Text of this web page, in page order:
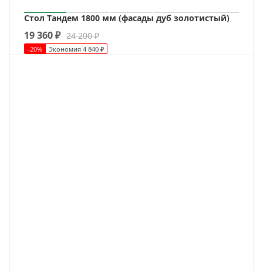
Стол Тандем 1800 мм (фасады дуб золотистый)
19 360₽ 24 200₽
-20% Экономия 4 840 ₽